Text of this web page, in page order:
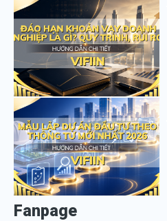
Fanpage